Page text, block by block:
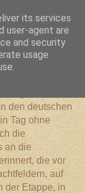
den deutschen
Tag ohne
die
an die
die vor
auf
der Etappe, in
its services
user-agent are
and security
usage